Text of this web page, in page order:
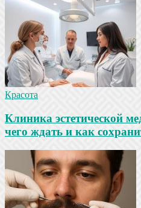
Красота
Клиника эстетической
чего ждать и как